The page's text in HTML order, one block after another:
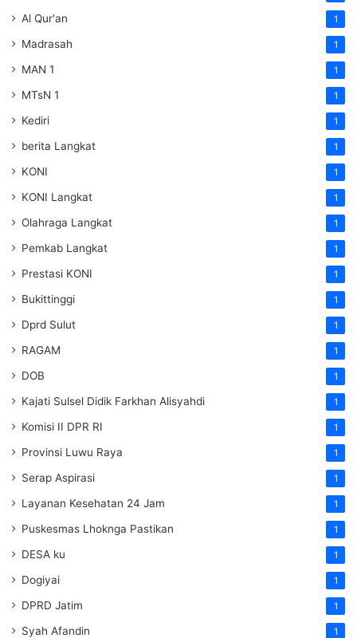
Al Qur'an 1
Madrasah 1
MAN 1 1
MTsN 1 1
Kediri 1
berita Langkat 1
KONI 1
KONI Langkat 1
Olahraga Langkat 1
Pemkab Langkat 1
Prestasi KONI 1
Bukittinggi 1
Dprd Sulut 1
RAGAM 1
DOB 1
Kajati Sulsel Didik Farkhan Alisyahdi 1
Komisi II DPR RI 1
Provinsi Luwu Raya 1
Serap Aspirasi 1
Layanan Kesehatan 24 Jam 1
Puskesmas Lhoknga Pastikan 1
DESA ku 1
Dogiyai 1
DPRD Jatim 1
Syah Afandin 1